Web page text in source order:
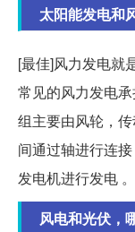
太阳能发电和
[最佳]风力发电就
常见的风力发电
组主要由风轮，
间通过轴进行连
发电机进行发电
风电和光伏，